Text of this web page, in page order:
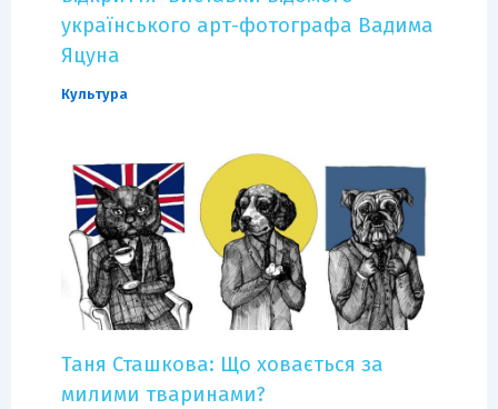
українського арт-фотографа Вадима
Яцуна
Культура
Таня Сташкова: Що ховається за
милими тваринами?